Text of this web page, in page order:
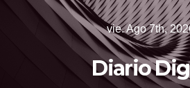
vie. Ago 7th,
Diario